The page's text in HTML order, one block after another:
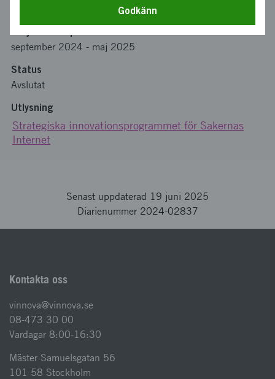
september 2024 - maj 2025
Status
Avslutat
Utlysning
Strategiska innovationsprogrammet för Sakernas
Internet
Senast uppdaterad 19 juni 2025
Diarienummer 2024-02837
Kontakta oss
vinnova@vinnova.se
08-473 30 00
Vardagar 8:00-16:30
Mäster Samuelsgatan 56
101 58 Stockholm
Godkänn